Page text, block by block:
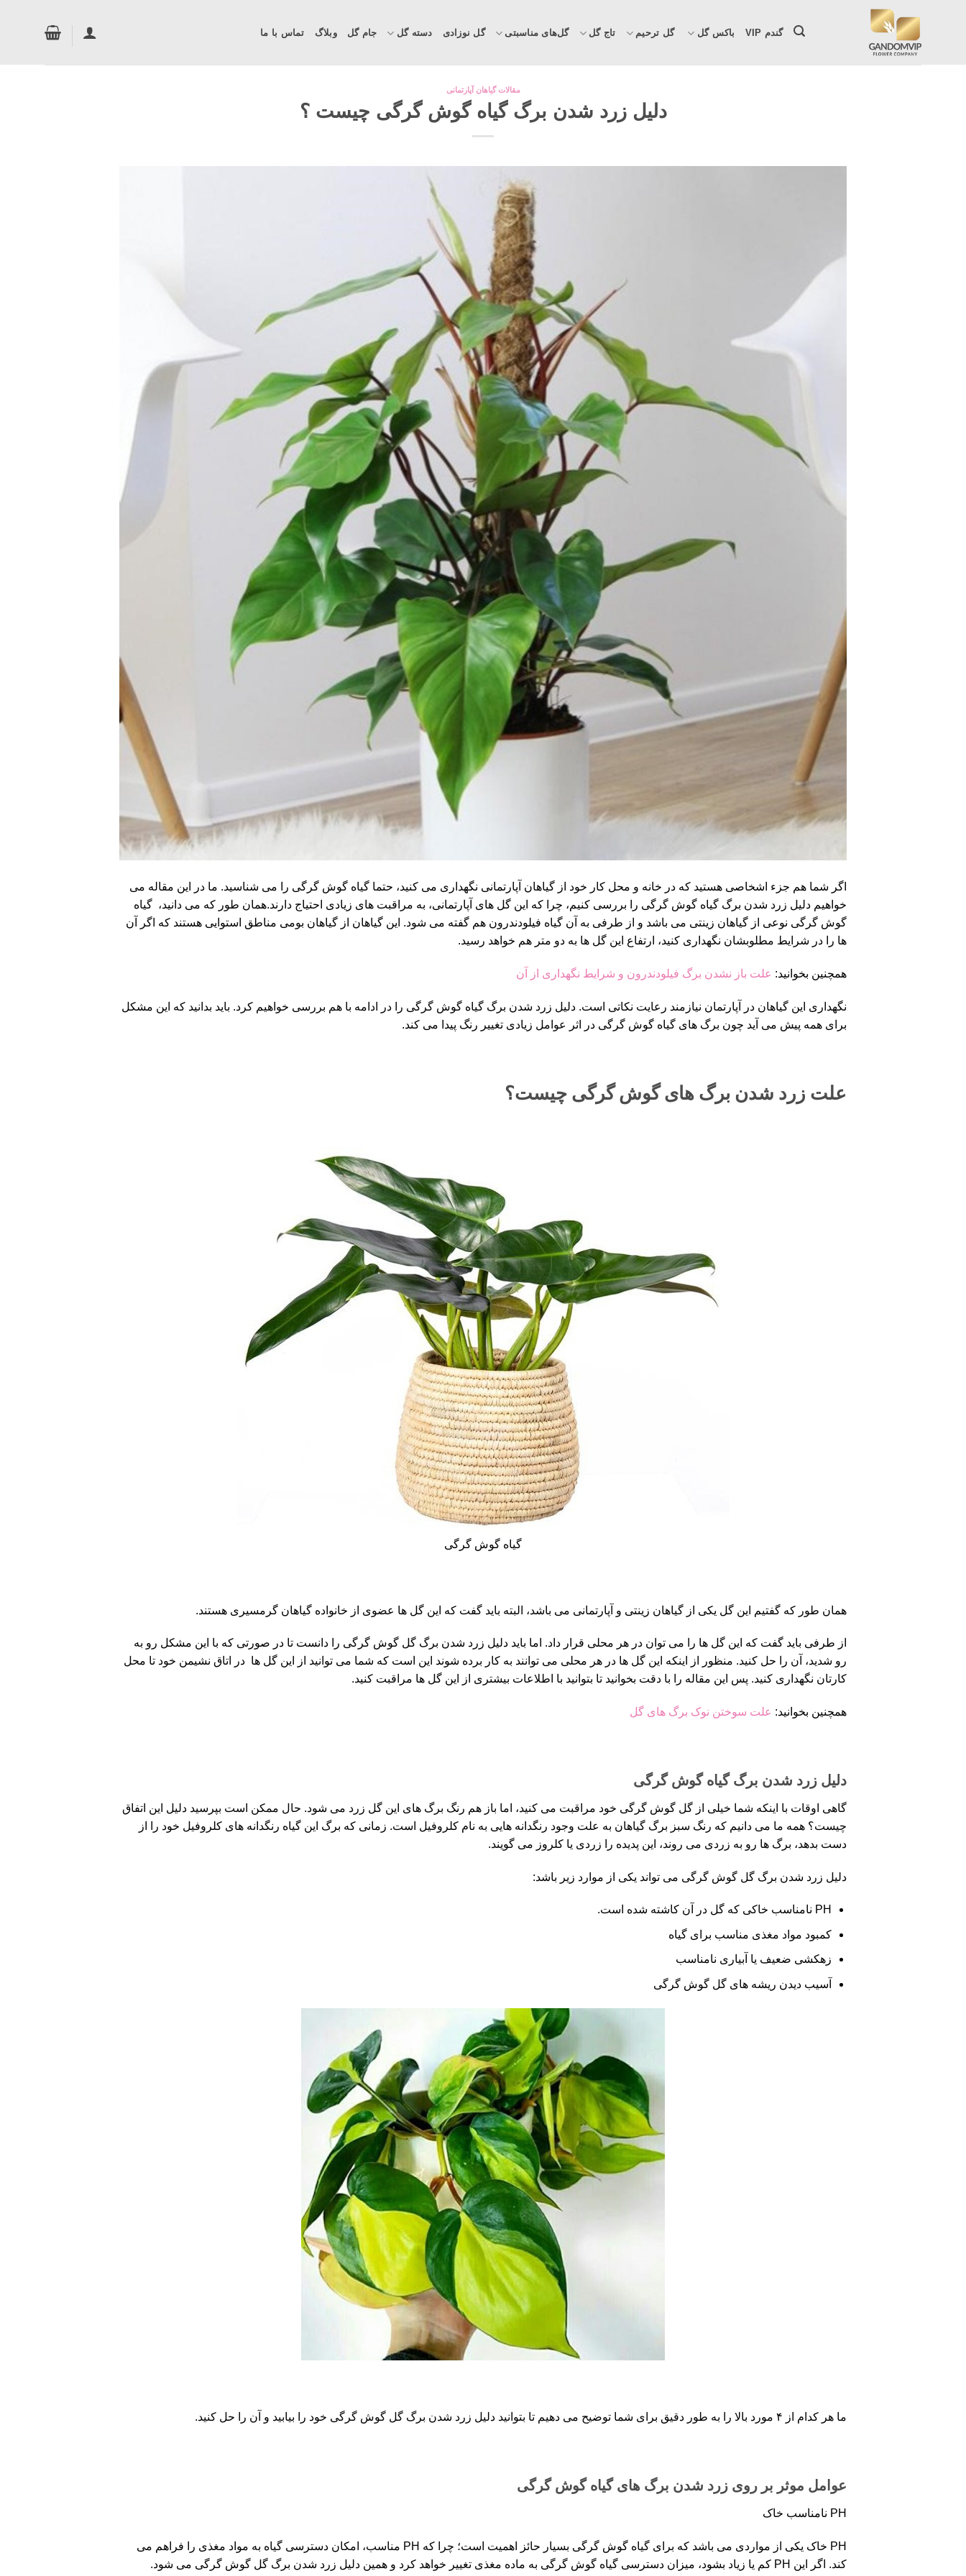
گندم VIP باکس گل گل ترحیم تاج گل گل‌های مناسبتی گل نوزادی دسته گل جام گل وبلاگ تماس با ما
مقالات گیاهان آپارتمانی
دلیل زرد شدن برگ گیاه گوش گرگی چیست ؟
اگر شما هم جزء اشخاصی هستید که در خانه و محل کار خود از گیاهان آپارتمانی نگهداری می کنید، حتما گیاه گوش گرگی را می شناسید. ما در این مقاله می
خواهیم دلیل زرد شدن برگ گیاه گوش گرگی را بررسی کنیم، چرا که این گل های آپارتمانی، به مراقبت های زیادی احتیاج دارند.همان طور که می دانید، گیاه
گوش گرگی نوعی از گیاهان زینتی می باشد و از طرفی به آن گیاه فیلودندرون هم گفته می شود. این گیاهان از گیاهان بومی مناطق استوایی هستند که اگر آن
ها را در شرایط مطلوبشان نگهداری کنید، ارتفاع این گل ها به دو متر هم خواهد رسید.
همچنین بخوانید: علت باز نشدن برگ فیلودندرون و شرایط نگهداری از آن
نگهداری این گیاهان در آپارتمان نیازمند رعایت نکاتی است. دلیل زرد شدن برگ گیاه گوش گرگی را در ادامه با هم بررسی خواهیم کرد. باید بدانید که این مشکل
برای همه پیش می آید چون برگ های گیاه گوش گرگی در اثر عوامل زیادی تغییر رنگ پیدا می کند.
علت زرد شدن برگ های گوش گرگی چیست؟
گیاه گوش گرگی
همان طور که گفتیم این گل یکی از گیاهان زینتی و آپارتمانی می باشد، البته باید گفت که این گل ها عضوی از خانواده گیاهان گرمسیری هستند.
از طرفی باید گفت که این گل ها را می توان در هر محلی قرار داد. اما باید دلیل زرد شدن برگ گل گوش گرگی را دانست تا در صورتی که با این مشکل رو به
رو شدید، آن را حل کنید. منظور از اینکه این گل ها در هر محلی می توانند به کار برده شوند این است که شما می توانید از این گل ها در اتاق نشیمن خود تا محل
کارتان نگهداری کنید. پس این مقاله را با دقت بخوانید تا بتوانید با اطلاعات بیشتری از این گل ها مراقبت کنید.
همچنین بخوانید: علت سوختن نوک برگ های گل
دلیل زرد شدن برگ گیاه گوش گرگی
گاهی اوقات با اینکه شما خیلی از گل گوش گرگی خود مراقبت می کنید، اما باز هم رنگ برگ های این گل زرد می شود. حال ممکن است بپرسید دلیل این اتفاق
چیست؟ همه ما می دانیم که رنگ سبز برگ گیاهان به علت وجود رنگدانه هایی به نام کلروفیل است. زمانی که برگ این گیاه رنگدانه های کلروفیل خود را از
دست بدهد، برگ ها رو به زردی می روند، این پدیده را زردی یا کلروز می گویند.
دلیل زرد شدن برگ گل گوش گرگی می تواند یکی از موارد زیر باشد:
PH نامناسب خاکی که گل در آن کاشته شده است.
کمبود مواد مغذی مناسب برای گیاه
زهکشی ضعیف یا آبیاری نامناسب
آسیب دیدن ریشه های گل گوش گرگی
ما هر کدام از ۴ مورد بالا را به طور دقیق برای شما توضیح می دهیم تا بتوانید دلیل زرد شدن برگ گل گوش گرگی خود را بیابید و آن را حل کنید.
عوامل موثر بر روی زرد شدن برگ های گیاه گوش گرگی
PH نامناسب خاک
PH خاک یکی از مواردی می باشد که برای گیاه گوش گرگی بسیار حائز اهمیت است؛ چرا که PH مناسب، امکان دسترسی گیاه به مواد مغذی را فراهم می
کند. اگر این PH کم یا زیاد بشود، میزان دسترسی گیاه گوش گرگی به ماده مغذی تغییر خواهد کرد و همین دلیل زرد شدن برگ گل گوش گرگی می شود.